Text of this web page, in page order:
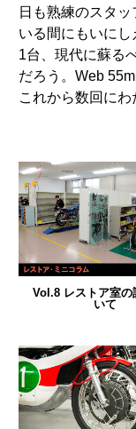
日も熟練のスタ
いる間にもいに
1台、現代に蘇る
だろう。Web
これから数回にわ
Vol.8 レストア室の
いて